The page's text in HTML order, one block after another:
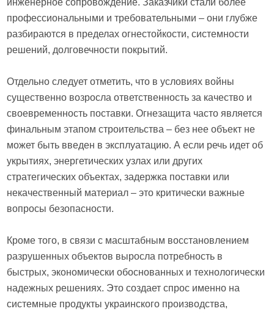
профессиональными и требовательными – они глубже
разбираются в пределах огнестойкости, системности
решений, долговечности покрытий.
Отдельно следует отметить, что в условиях войны
существенно возросла ответственность за качество и
своевременность поставки. Огнезащита часто является
финальным этапом строительства – без нее объект не
может быть введен в эксплуатацию. А если речь идет об
укрытиях, энергетических узлах или других
стратегических объектах, задержка поставки или
некачественный материал – это критически важные
вопросы безопасности.
Кроме того, в связи с масштабным восстановлением
разрушенных объектов выросла потребность в
быстрых, экономически обоснованных и технологически
надежных решениях. Это создает спрос именно на
системные продукты украинского производства,